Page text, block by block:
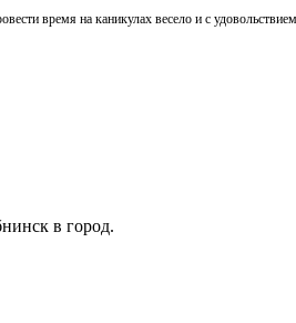
время на каникулах весело и с
в город.